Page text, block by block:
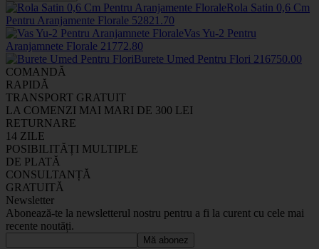
Rola Satin 0,6 Cm
Pentru Aranjamente Florale 52821 .70
Vas Yu-2 Pentru
Aranjamnete Florale 21772.80
Burete Umed Pentru Flori 216750.00
COMANDĂ
RAPIDĂ
TRANSPORT GRATUIT
LA COMENZI MAI MARI DE 300 LEI
RETURNARE
14 ZILE
POSIBILITĂȚI MULTIPLE
DE PLATĂ
CONSULTANȚĂ
GRATUITĂ
Newsletter
Abonează-te la newsletterul nostru pentru a fi la curent cu cele mai
recente noutăți.
Mă abonez